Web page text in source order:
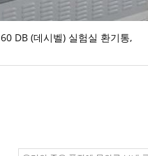
60 DB (데시벨) 실험실 환기통,